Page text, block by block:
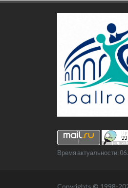
Время актуальности: